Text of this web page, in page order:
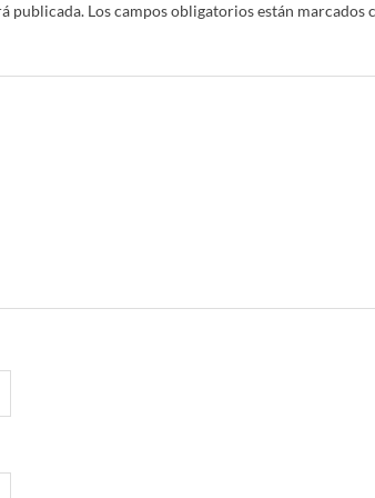
publicada. Los campos obligatorios están marcados